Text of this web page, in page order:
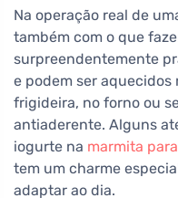
Na operação real de
também com o que
surpreendentemente
e podem ser
frigideira, no forno ou
antiaderente. Alguns
iogurte na marmita
tem um charme
adaptar ao dia.